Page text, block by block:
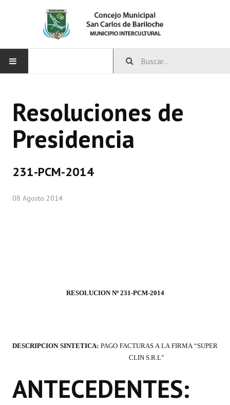
CONCEJO
Bloques Políticos
Comisiones Permanentes
Comisiones Especiales
Reglamento Interno
Organigrama
Resoluciones de
Presidencia
231-PCM-2014
08 Agosto 2014
RESOLUCION Nº 231-PCM-2014
DESCRIPCION SINTETICA: PAGO FACTURAS A LA FIRMA “SUPER
CLIN S.R.L”
ANTECEDENTES: